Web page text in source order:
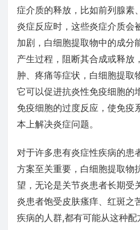
症介质的释放，比如前列腺素
炎症反应时，这些炎症介质会
加剧，白细胞提取物中的成分
产生过程，阻断其合成或释放
肿、疼痛等症状，白细胞提取
它可以促进抗炎性免疫细胞的
免疫细胞的过度反应，使免疫
本上解决炎症问题。
对于许多患有炎症性疾病的患
方案至关重要，白细胞提取物
望，无论是关节炎患者长期受
炎患者饱受皮肤瘙痒、红斑之
疾病的人群,都有可能从这种配